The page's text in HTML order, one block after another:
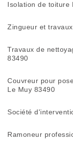
Isolation de toiture
Zingueur et
Travaux de
83490
Couvreur pour
Le Muy 83490
Société
Ramoneur